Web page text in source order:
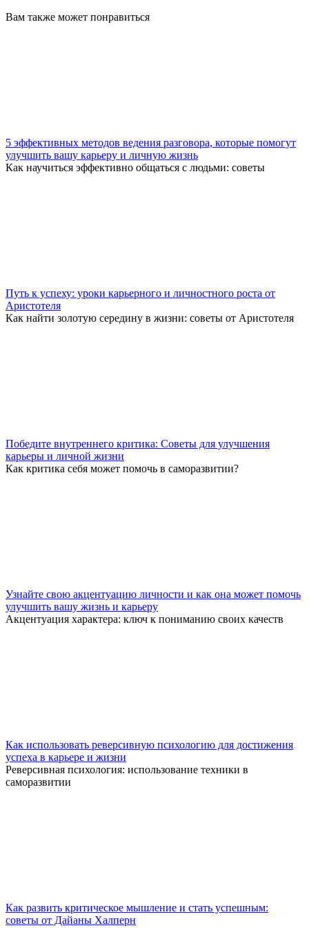
Вам также может понравиться
5 эффективных методов ведения разговора, которые помогут
улучшить вашу карьеру и личную жизнь
Как научиться эффективно общаться с людьми: советы
Путь к успеху: уроки карьерного и личностного роста от
Аристотеля
Как найти золотую середину в жизни: советы от Аристотеля
Победите внутреннего критика: Советы для улучшения
карьеры и личной жизни
Как критика себя может помочь в саморазвитии?
Узнайте свою акцентуацию личности и как она может помочь
улучшить вашу жизнь и карьеру
Акцентуация характера: ключ к пониманию своих качеств
Как использовать реверсивную психологию для достижения
успеха в карьере и жизни
Реверсивная психология: использование техники в
саморазвитии
Как развить критическое мышление и стать успешным:
советы от Дайаны Халперн